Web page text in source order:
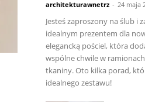
architekturawnetrz - 24 maja
Jesteś zaproszony na ślub i
idealnym prezentem dla
elegancką pościel, która
wspólne chwile w
tkaniny. Oto kilka porad,
idealnego zestawu!